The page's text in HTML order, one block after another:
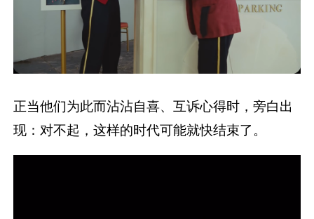
正当他们为此而沾沾自喜、互诉心得时，旁白出
现：对不起，这样的时代可能就快结束了。